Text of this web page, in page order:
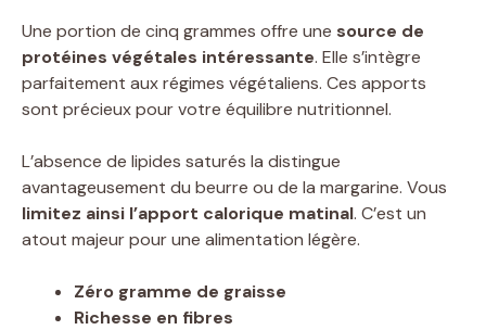
Une portion de cinq grammes offre une source de
protéines végétales intéressante. Elle s’intègre
parfaitement aux régimes végétaliens. Ces apports
sont précieux pour votre équilibre nutritionnel.
L’absence de lipides saturés la distingue
avantageusement du beurre ou de la margarine. Vous
limitez ainsi l’apport calorique matinal. C’est un
atout majeur pour une alimentation légère.
Zéro gramme de graisse
Richesse en fibres